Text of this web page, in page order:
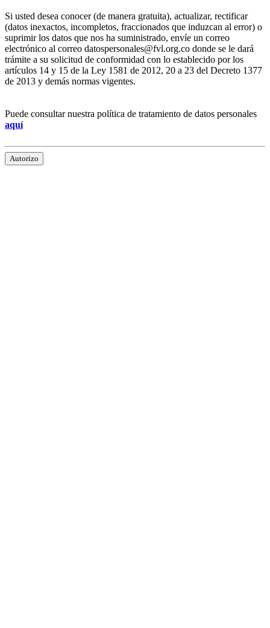
Si usted desea conocer (de manera gratuita), actualizar, rectificar
(datos inexactos, incompletos, fraccionados que induzcan al error) o
suprimir los datos que nos ha suministrado, envíe un correo
electrónico al correo datospersonales@fvl.org.co donde se le dará
trámite a su solicitud de conformidad con lo establecido por los
artículos 14 y 15 de la Ley 1581 de 2012, 20 a 23 del Decreto 1377
de 2013 y demás normas vigentes.
Puede consultar nuestra política de tratamiento de datos personales
aquí
Autorizo